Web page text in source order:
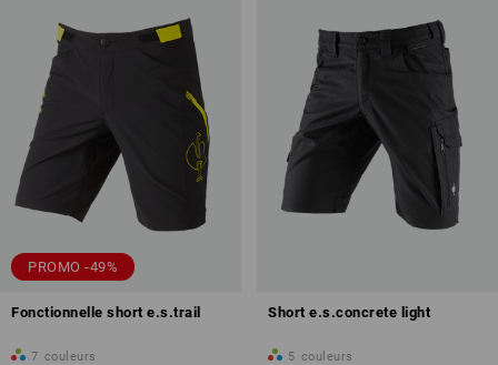
PROMO -49%
Fonctionnelle short e.s.trail
7 couleurs
Short e.s.concrete light
5 couleurs